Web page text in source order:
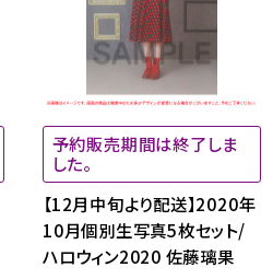
予約販売期間は終了しま
した。
【12月中旬より配送】2020年
10月個別生写真5枚セット/
ハロウィン2020 佐藤璃果